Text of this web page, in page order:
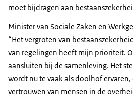
moet bijdragen aan
Minister van Sociale Zaken en
“Het vergroten van
van regelingen heeft mijn prioriteit.
aansluiten bij de samenleving. Het
wordt nu te vaak als doolhof
vertrouwen van mensen in de